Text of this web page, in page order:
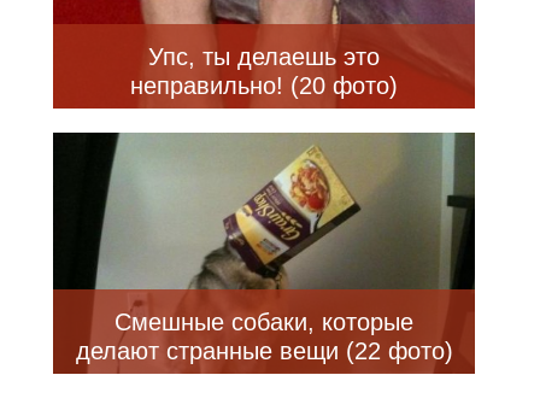
Упс, ты делаешь это
неправильно! (20 фото)
Смешные собаки, которые
делают странные вещи (22 фото)